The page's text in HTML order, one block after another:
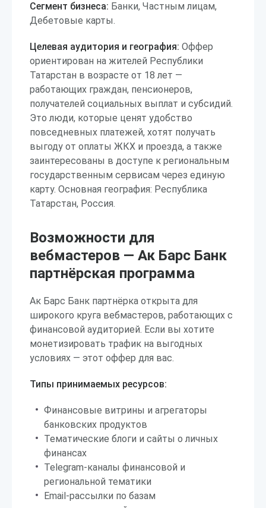
Сегмент бизнеса: Банки, Частным лицам,
Дебетовые карты.
Целевая аудитория и география: Оффер
ориентирован на жителей Республики
Татарстан в возрасте от 18 лет —
работающих граждан, пенсионеров,
получателей социальных выплат и субсидий.
Это люди, которые ценят удобство
повседневных платежей, хотят получать
выгоду от оплаты ЖКХ и проезда, а также
заинтересованы в доступе к региональным
государственным сервисам через единую
карту. Основная география: Республика
Татарстан, Россия.
Возможности для
вебмастеров — Ак Барс Банк
партнёрская программа
Ак Барс Банк партнёрка открыта для
широкого круга вебмастеров, работающих с
финансовой аудиторией. Если вы хотите
монетизировать трафик на выгодных
условиях — этот оффер для вас.
Типы принимаемых ресурсов:
Финансовые витрины и агрегаторы
банковских продуктов
Тематические блоги и сайты о личных
финансах
Telegram-каналы финансовой и
региональной тематики
Email-рассылки по базам